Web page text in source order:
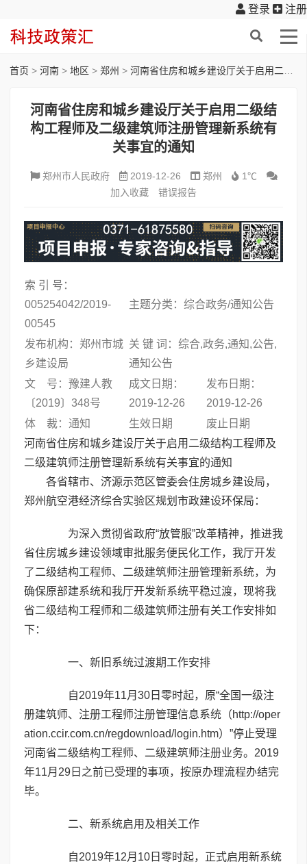
登录 注册
首页 > 河南 > 地区 > 郑州 > 河南省住房和城乡建设厅关于启用二级结构工程师及二级建筑师注册管理新系统有关事宜的通知
河南省住房和城乡建设厅关于启用二级结
构工程师及二级建筑师注册管理新系统有
关事宜的通知
郑州市人民政府 2019-12-26 郑州
1℃
加入收藏
错误报告
索 引 号：
005254042/2019-
00545
主题分类：综合政务/通知公告
发布机构：郑州市城
乡建设局
关 键 词：综合,政务,通知,公告,
通知公告
文 号：豫建人教
〔2019〕348号
成文日期：
2019-12-26
发布日期：
2019-12-26
体 裁：通知
生效日期
废止日期
河南省住房和城乡建设厅关于启用二级结构工程师及
二级建筑师注册管理新系统有关事宜的通知
各省辖市、济源示范区管委会住房城乡建设局，
郑州航空港经济综合实验区规划市政建设环保局：
为深入贯彻省政府“放管服”改革精神，推进我
省住房城乡建设领域审批服务便民化工作，我厅开发
了二级结构工程师、二级建筑师注册管理新系统，为
确保原部建系统和我厅开发新系统平稳过渡，现将我
省二级结构工程师和二级建筑师注册有关工作安排如
下：
一、新旧系统过渡期工作安排
自2019年11月30日零时起，原“全国一级注
册建筑师、注册工程师注册管理信息系统（http://oper
ation.ccir.com.cn/regdownload/login.htm）”停止受理
河南省二级结构工程师、二级建筑师注册业务。2019
年11月29日之前已受理的事项，按原办理流程办结完
毕。
二、新系统启用及相关工作
自2019年12月10日零时起，正式启用新系统